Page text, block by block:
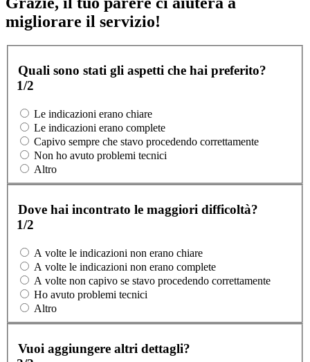
migliorare il servizio!
Quali sono stati gli aspetti che hai preferito?
1/2
Le indicazioni erano chiare
Le indicazioni erano complete
Capivo sempre che stavo procedendo correttamente
Non ho avuto problemi tecnici
Altro
Dove hai incontrato le maggiori difficoltà?
1/2
A volte le indicazioni non erano chiare
A volte le indicazioni non erano complete
A volte non capivo se stavo procedendo correttamente
Ho avuto problemi tecnici
Altro
Vuoi aggiungere altri dettagli?